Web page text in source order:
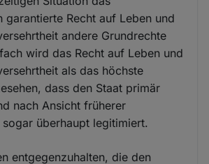
garantierte Recht auf Leben und
andere Grundrechte
wird das Recht auf Leben und
als das höchste
dass den Staat primär
nach Ansicht früherer
überhaupt legitimiert.
entgegenzuhalten, die den